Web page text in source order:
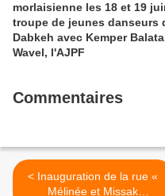
morlaisienne les 18 et 19
troupe de jeunes danseurs
Dabkeh avec Kemper
Wavel, l'AJPF
Commentaires
< Inauguration de la rue «
Mélinée et Missak